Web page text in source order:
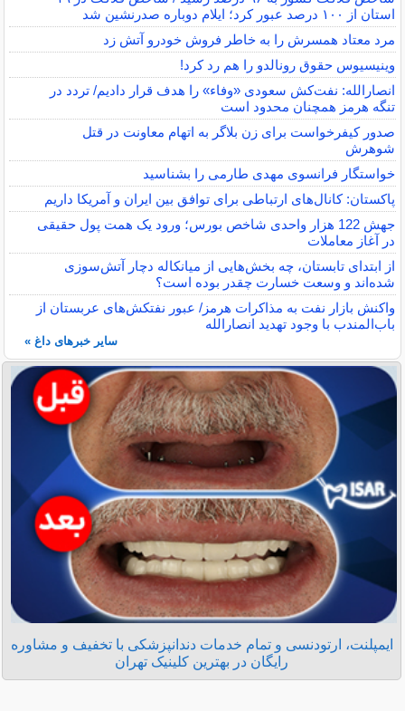
استان از ۱۰۰ درصد عبور کرد؛ ایلام دوباره صدرنشین شد
مرد معتاد همسرش را به خاطر فروش خودرو آتش زد
وینیسیوس حقوق رونالدو را هم رد کرد!
انصارالله: نفت‌کش سعودی «وفاء» را هدف قرار دادیم/ تردد در
تنگه هرمز همچنان محدود است
صدور کیفرخواست برای زن بلاگر به اتهام معاونت در قتل
شوهرش
خواستگار فرانسوی مهدی طارمی را بشناسید
پاکستان: کانال‌های ارتباطی برای توافق بین ایران و آمریکا داریم
جهش 122 هزار واحدی شاخص بورس؛ ورود یک همت پول حقیقی
در آغاز معاملات
از ابتدای تابستان، چه بخش‌هایی از میانکاله دچار آتش‌سوزی
شده‌اند و وسعت خسارت چقدر بوده است؟
واکنش بازار نفت به مذاکرات هرمز/ عبور نفتکش‌های عربستان از
باب‌المندب با وجود تهدید انصارالله
سایر خبرهای داغ »
ایمپلنت، ارتودنسی و تمام خدمات دندانپزشکی با تخفیف و مشاوره
رایگان در بهترین کلینیک تهران